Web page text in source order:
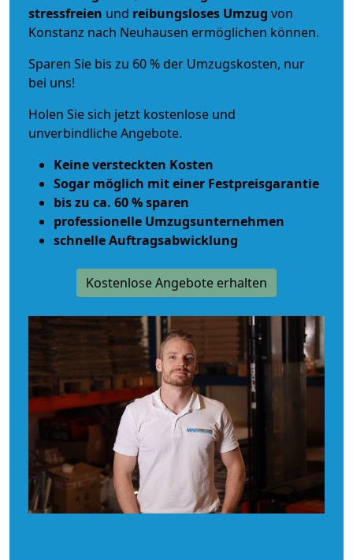
stressfreien und reibungsloses Umzug von
Konstanz nach Neuhausen ermöglichen können.
Sparen Sie bis zu 60 % der Umzugskosten, nur
bei uns!
Holen Sie sich jetzt kostenlose und
unverbindliche Angebote.
Keine versteckten Kosten
Sogar möglich mit einer Festpreisgarantie
bis zu ca. 60 % sparen
professionelle Umzugsunternehmen
schnelle Auftragsabwicklung
Kostenlose Angebote erhalten